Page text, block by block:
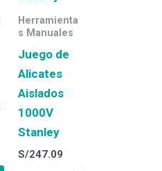
Herramienta
s Manuales
Juego de
Alicates
Aislados
1000V
Stanley
S/247.09